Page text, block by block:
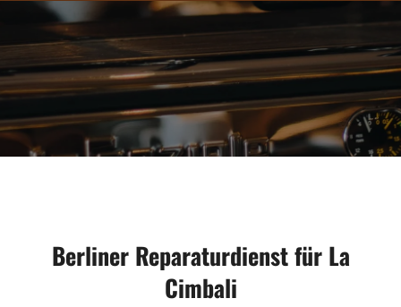
Berliner Reparaturdienst für La
Cimbali